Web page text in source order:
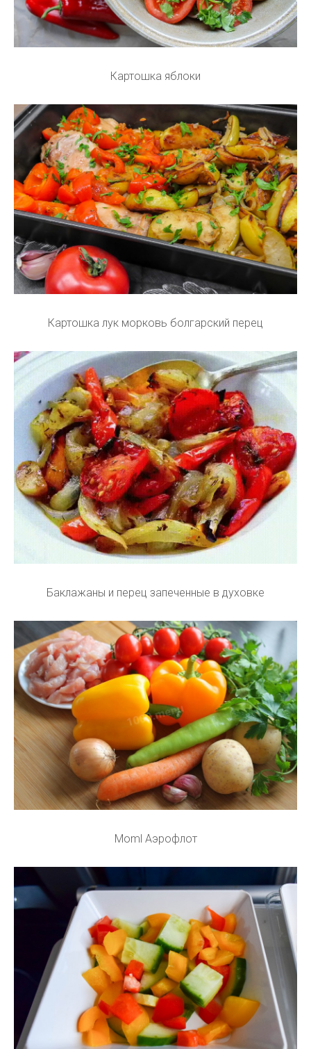
Картошка яблоки
Картошка лук морковь болгарский перец
Баклажаны и перец запеченные в духовке
Moml Аэрофлот